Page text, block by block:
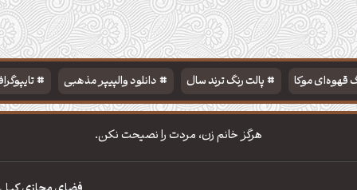
قهوه‌ای موکا پالت رنگ ترند سال دانلود والپیپر مذهبی
هرگز خانم زن، مردت را نصیحت نکن.